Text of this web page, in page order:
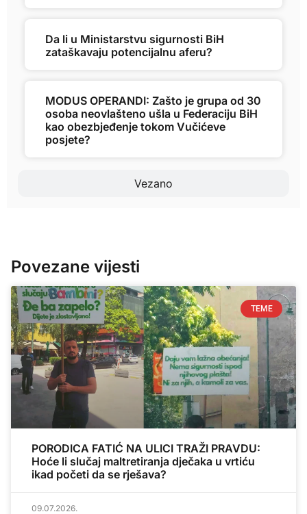
Vezano
Da li u Ministarstvu sigurnosti BiH
zataškavaju potencijalnu aferu?
MODUS OPERANDI: Zašto je grupa od 30
osoba neovlašteno ušla u Federaciju BiH
kao obezbjeđenje tokom Vučićeve
posjete?
Povezane vijesti
TEME
PORODICA FATIĆ NA ULICI TRAŽI PRAVDU:
Hoće li slučaj maltretiranja dječaka u vrtiću
ikad početi da se rješava?
09.07.2026.